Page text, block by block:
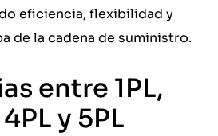
eficiencia, flexibilidad y
de la cadena de suministro.
entre 1PL,
y 5PL